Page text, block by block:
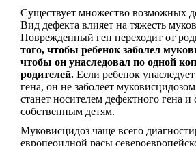
Существует множество возможных
Вид дефекта влияет на тяжесть
Поврежденный ген переходит от
того, чтобы ребенок заболел
чтобы он унаследовал по одной
родителей. Если ребенок
гена, он не заболеет
станет носителем дефектного гена и
собственным детям.
Муковисцидоз чаще всего
европеоидной расы